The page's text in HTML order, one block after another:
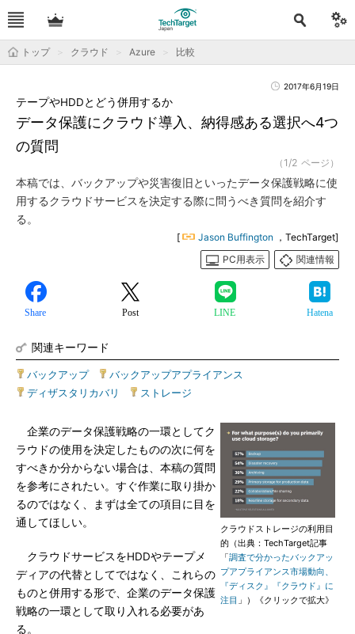
トップ クラウド Azure 比較
2017年6月19日
データ保護にクラウド導入、納得感ある選択へ4つ
の質問
テープやHDDとどう併用するか
（1/2 ページ）
本稿では、バックアップや災害復旧といったデータ保護戦略に使
用するクラウドサービスを決定する際に問うべき質問を紹介す
る。
[ Jason Buffington ，TechTarget]
PC用表示
関連情報
Share Post LINE Hatena
関連キーワード
バックアップ| バックアップアプライアンス
ディザスタリカバリ
ストレージ
クラウドストレージの利用目
的（出典：TechTarget記事
「調査で分かったバックアッ
プアプライアンス市場動向、
『ディスク』『クラウド』に
注目 」）《クリックで拡大》
企業のデータ保護戦略の一環としてク
ラウドの使用を決定したものの次に何を
すべきか分からない場合は、本稿の質問
を参考にされたい。すぐ作業に取り掛か
るのではなく、まずは全ての項目に目を
通してほしい。
クラウドサービスをHDDやテープメ
ディアの代替としてではなく、これらの
ものと併用する形で、企業のデータ保護
戦略の一環として取り入れる必要があ
る。